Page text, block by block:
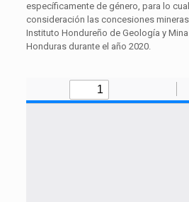
específicamente de género, para lo
consideración las concesiones
Instituto Hondureño de Geología y
Honduras durante el año 2020.